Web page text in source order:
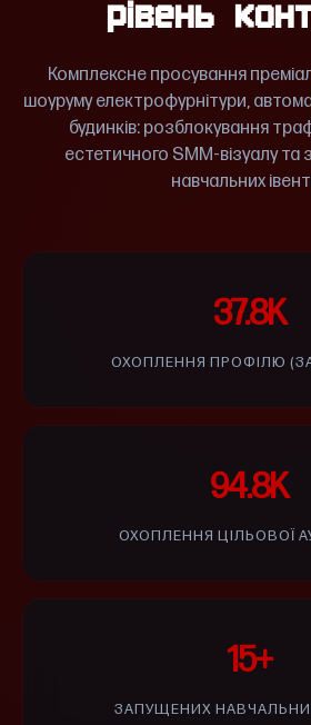
рівень
Комплексне просування
шоуруму електрофурнітури,
будинків: розблокування
естетичного SMM-візуалу та
навчальних
37.8K
ОХОПЛЕННЯ ПРОФІЛЮ
94.8K
ОХОПЛЕННЯ ЦІЛЬОВОЇ
15+
ЗАПУЩЕНИХ